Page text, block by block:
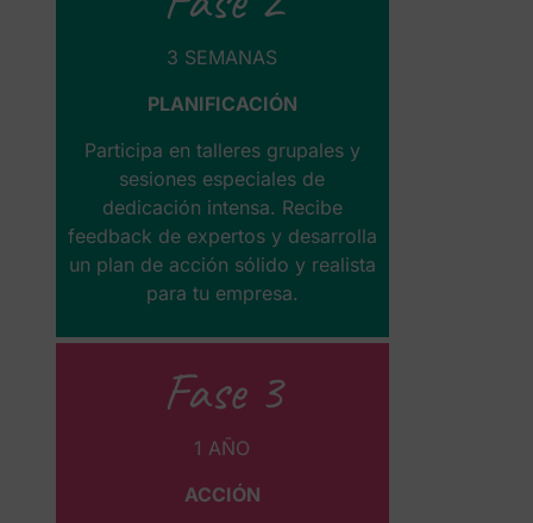
3 SEMANAS
PLANIFICACIÓN
Participa en talleres grupales y
sesiones especiales de
dedicación intensa. Recibe
feedback de expertos y desarrolla
un plan de acción sólido y realista
para tu empresa.
Fase 3
1 AÑO
ACCIÓN